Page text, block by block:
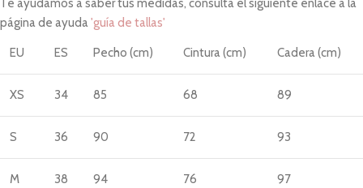
Te ayudamos a saber tus medidas, consulta el siguiente enlace a la
página de ayuda'guía de tallas'
EU ES Pecho (cm) Cintura (cm) Cadera (cm)
XS 34 85 68 89
S 36 90 72 93
M 38 94 76 97